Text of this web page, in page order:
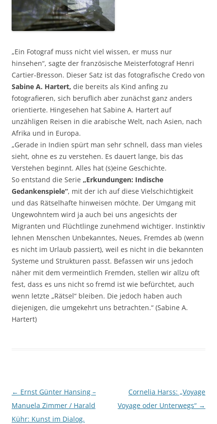
„Ein Fotograf muss nicht viel wissen, er muss nur
hinsehen“, sagte der französische Meisterfotograf Henri
Cartier-Bresson. Dieser Satz ist das fotografische Credo von
Sabine A. Hartert, die bereits als Kind anfing zu
fotografieren, sich beruflich aber zunächst ganz anders
orientierte. Hingesehen hat Sabine A. Hartert auf
unzähligen Reisen in die arabische Welt, nach Asien, nach
Afrika und in Europa.
„Gerade in Indien spürt man sehr schnell, dass man vieles
sieht, ohne es zu verstehen. Es dauert lange, bis das
Verstehen beginnt. Alles hat (s)eine Geschichte.
So entstand die Serie „Erkundungen: Indische
Gedankenspiele“, mit der ich auf diese Vielschichtigkeit
und das Rätselhafte hinweisen möchte. Der Umgang mit
Ungewohntem wird ja auch bei uns angesichts der
Migranten und Flüchtlinge zunehmend wichtiger. Instinktiv
lehnen Menschen Unbekanntes, Neues, Fremdes ab (wenn
es nicht im Urlaub passiert), weil es nicht in die bekannten
Systeme und Strukturen passt. Befassen wir uns jedoch
näher mit dem vermeintlich Fremden, stellen wir allzu oft
fest, dass es uns nicht so fremd ist wie befürchtet, auch
wenn letzte „Rätsel“ bleiben. Die jedoch haben auch
diejenigen, die umgekehrt uns betrachten.“ (Sabine A.
Hartert)
Beitragsnavigation
← Ernst Günter Hansing –
Manuela Zimmer / Harald
Kühr: Kunst im Dialog.
Cornelia Harss: „Voyage
Voyage oder Unterwegs“ →